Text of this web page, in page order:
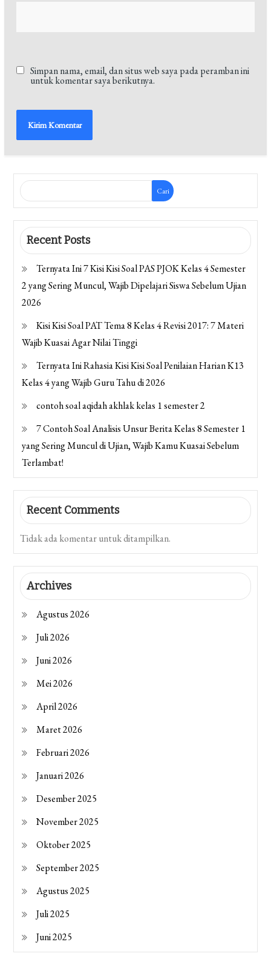
Simpan nama, email, dan situs web saya pada peramban ini
untuk komentar saya berikutnya.
Cari
Recent Posts
Ternyata Ini 7 Kisi Kisi Soal PAS PJOK Kelas 4 Semester
2 yang Sering Muncul, Wajib Dipelajari Siswa Sebelum Ujian
2026
Kisi Kisi Soal PAT Tema 8 Kelas 4 Revisi 2017: 7 Materi
Wajib Kuasai Agar Nilai Tinggi
Ternyata Ini Rahasia Kisi Kisi Soal Penilaian Harian K13
Kelas 4 yang Wajib Guru Tahu di 2026
contoh soal aqidah akhlak kelas 1 semester 2
7 Contoh Soal Analisis Unsur Berita Kelas 8 Semester 1
yang Sering Muncul di Ujian, Wajib Kamu Kuasai Sebelum
Terlambat!
Recent Comments
Tidak ada komentar untuk ditampilkan.
Archives
Agustus 2026
Juli 2026
Juni 2026
Mei 2026
April 2026
Maret 2026
Februari 2026
Januari 2026
Desember 2025
November 2025
Oktober 2025
September 2025
Agustus 2025
Juli 2025
Juni 2025